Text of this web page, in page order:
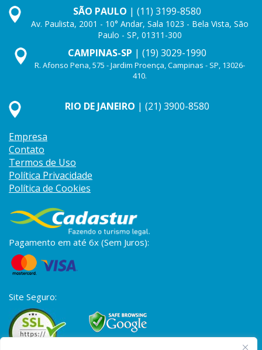
SÃO PAULO | (11) 3199-8580
Av. Paulista, 2001 - 10° Andar, Sala 1023 - Bela Vista, São
Paulo - SP, 01311-300
CAMPINAS-SP | (19) 3029-1990
R. Afonso Pena, 575 - Jardim Proença, Campinas - SP, 13026-
410.
RIO DE JANEIRO | (21) 3900-8580
Empresa
Contato
Termos de Uso
Política Privacidade
Política de Cookies
Pagamento em até 6x (Sem Juros):
Site Seguro: